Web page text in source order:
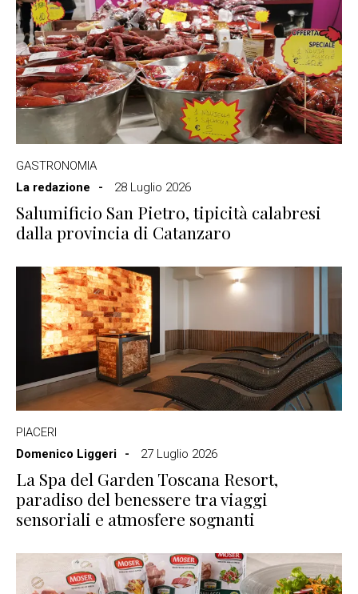
GASTRONOMIA
La redazione
28 Luglio 2026
Salumificio San Pietro, tipicità calabresi
dalla provincia di Catanzaro
PIACERI
Domenico Liggeri
27 Luglio 2026
La Spa del Garden Toscana Resort,
paradiso del benessere tra viaggi
sensoriali e atmosfere sognanti